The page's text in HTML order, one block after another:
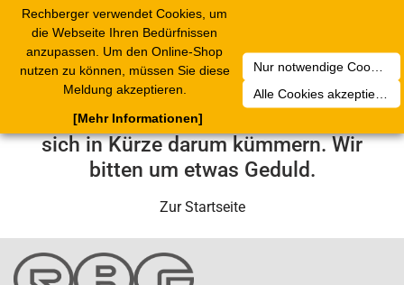
Rechberger verwendet Cookies, um
die Webseite Ihren Bedürfnissen
anzupassen. Um den Online-Shop
nutzen zu können, müssen Sie diese
Meldung akzeptieren.
Nur notwendige Cookies akzeptieren
Alle Cookies akzeptieren
[Mehr Informationen]
Leider ist ein technischer Fehler
aufgetreten. Unser Service-Team wird
sich in Kürze darum kümmern. Wir
bitten um etwas Geduld.
Zur Startseite